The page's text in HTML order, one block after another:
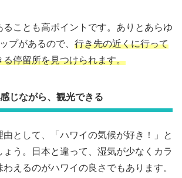
ることも高ポイントです。ありとあらゆ
プがあるので、 行き先の近くに行って
る停留所を見つけられます。
じながら、観光できる
として、「ハワイの気候が好き！」と
ょう。日本と違って、湿気が少なくカラ
えるのがハワイの良さでもあります。